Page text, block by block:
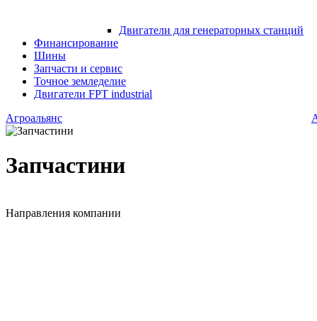
Двигатели для генераторных станций
Финансирование
Шины
Запчасти и сервис
Точное земледелие
Двигатели FPT industrial
Агроальянс
Запчастини
Направления компании